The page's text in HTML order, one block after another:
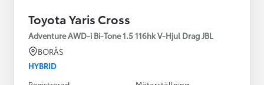
Toyota Yaris Cross
Adventure AWD-i Bi-Tone 1.5 116hk V-Hjul Drag JBL
BORÅS
HYBRID